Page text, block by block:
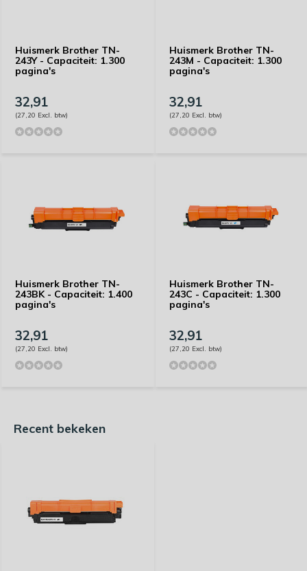
Huismerk Brother TN-
243Y - Capaciteit: 1.300
pagina's
32,91
(27,20 Excl. btw)
Huismerk Brother TN-
243M - Capaciteit: 1.300
pagina's
32,91
(27,20 Excl. btw)
Huismerk Brother TN-
243BK - Capaciteit: 1.400
pagina's
32,91
(27,20 Excl. btw)
Huismerk Brother TN-
243C - Capaciteit: 1.300
pagina's
32,91
(27,20 Excl. btw)
Recent bekeken